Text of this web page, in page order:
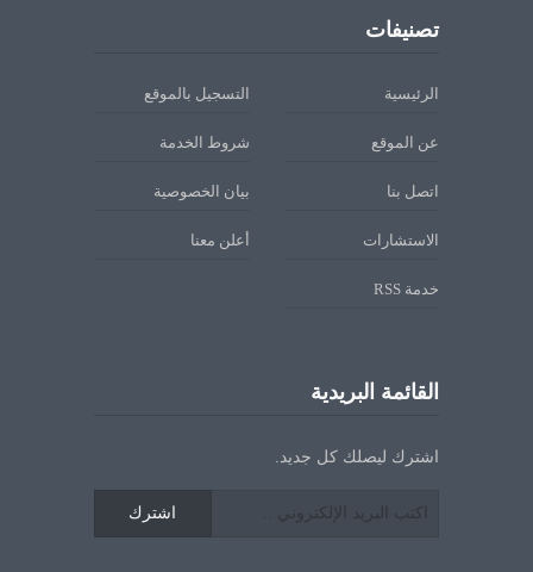
تصنيفات
الرئيسية التسجيل بالموقع
عن الموقع شروط الخدمة
اتصل بنا بيان الخصوصية
الاستشارات أعلن معنا
خدمة RSS
القائمة البريدية
اشترك ليصلك كل جديد.
اشترك